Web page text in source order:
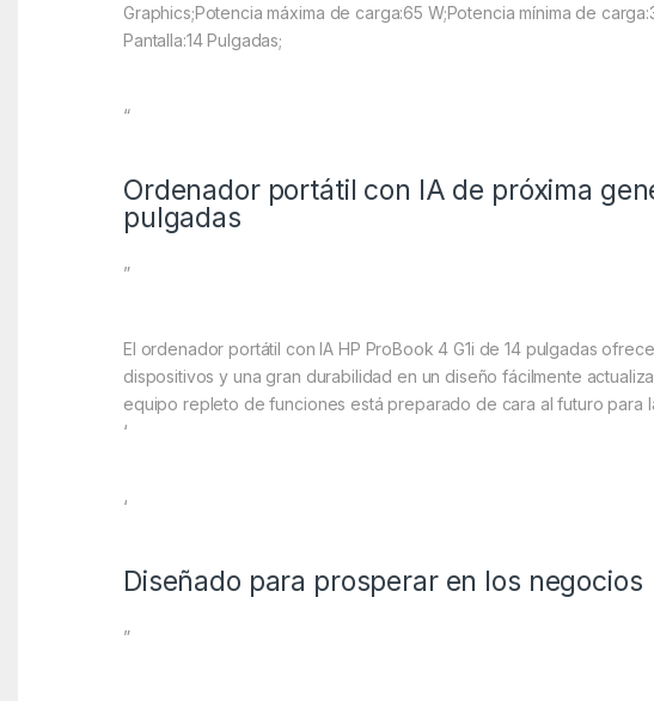
Graphics;Potencia máxima de carga:65 W;Potencia mínima de
Pantalla:14 Pulgadas;
“
Ordenador portátil con IA de próxima
pulgadas
”
El ordenador portátil con IA HP ProBook 4 G1i de 14 pulgadas
dispositivos y una gran durabilidad en un diseño fácilmente
equipo repleto de funciones está preparado de cara al futuro para
‘
‘
Diseñado para prosperar en los negocios
”